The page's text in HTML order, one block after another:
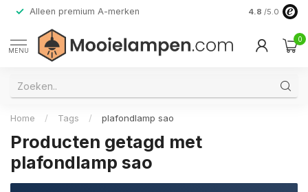
Alleen premium A-merken 4.8 /5.0
MENU
0
Home / Tags / plafondlamp sao
Producten getagd met
plafondlamp sao